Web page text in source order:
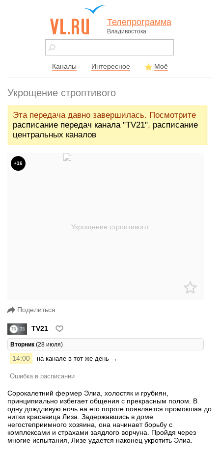
vl.ru - сайт
города
Телепрограмма
Владивостока
Каналы Интересное Моё
Укрощение строптивого
Эта передача давно завершилась. Посмотрите
расписание передач канала "TV21", расписание
центральных каналов
+16
Поделиться
TV21
Вторник (28 июля)
14:00 на канале в тот же день →
Ошибка в расписании
Сорокалетний фермер Элиа, холостяк и грубиян,
принципиально избегает общения с прекрасным полом. В
одну дождливую ночь на его пороге появляется промокшая до
нитки красавица Лиза. Задержавшись в доме
негостеприимного хозяина, она начинает борьбу с
комплексами и страхами заядлого ворчуна. Пройдя через
многие испытания, Лизе удается наконец укротить Элиа.